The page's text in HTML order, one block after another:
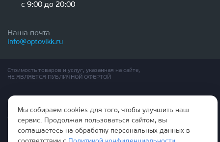
с 9:00 до 20:00
Наша почта
info@optovikk.ru
Стоимость товаров и услуг, указанная на сайте,
НЕ ЯВЛЯЕТСЯ ПУБЛИЧНОЙ ОФЕРТОЙ
Правила эксплутации входных и межкомнатных дверей
Политика обработки персональных данных
Согласие на обработку персональных данных
Мы собираем cookies для того, чтобы улучшить наш
сервис. Продолжая пользоваться сайтом, вы
соглашаетесь на обработку персональных данных в